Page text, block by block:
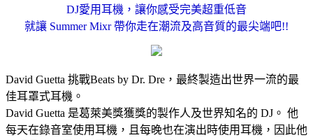
DJ愛用耳機，讓你感受完美超重低音
就讓 Summer Mixr 帶你走在潮流及高音質的最尖端吧!!
David Guetta 挑戰Beats by Dr. Dre，最終製造出世界一流的最
佳耳罩式耳機。
David Guetta 是葛萊美獎獲獎的製作人及世界知名的 DJ。 他
每天在錄音室使用耳機，且每晚也在演出時使用耳機，因此他